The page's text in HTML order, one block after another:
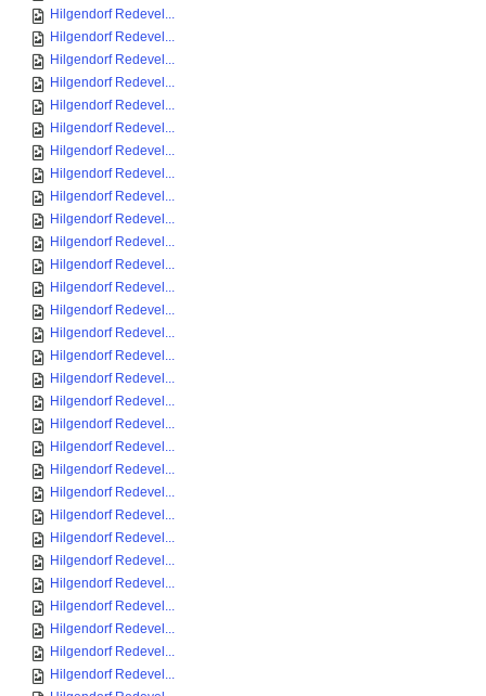
Hilgendorf Redevel...
Hilgendorf Redevel...
Hilgendorf Redevel...
Hilgendorf Redevel...
Hilgendorf Redevel...
Hilgendorf Redevel...
Hilgendorf Redevel...
Hilgendorf Redevel...
Hilgendorf Redevel...
Hilgendorf Redevel...
Hilgendorf Redevel...
Hilgendorf Redevel...
Hilgendorf Redevel...
Hilgendorf Redevel...
Hilgendorf Redevel...
Hilgendorf Redevel...
Hilgendorf Redevel...
Hilgendorf Redevel...
Hilgendorf Redevel...
Hilgendorf Redevel...
Hilgendorf Redevel...
Hilgendorf Redevel...
Hilgendorf Redevel...
Hilgendorf Redevel...
Hilgendorf Redevel...
Hilgendorf Redevel...
Hilgendorf Redevel...
Hilgendorf Redevel...
Hilgendorf Redevel...
Hilgendorf Redevel...